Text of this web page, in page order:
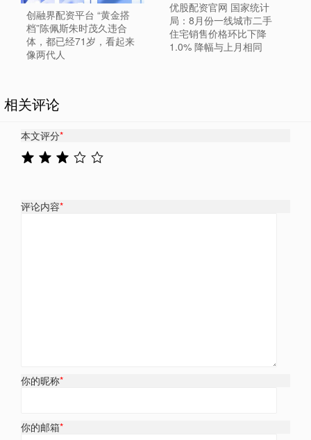
创融界配资平台 “黄金搭
档”陈佩斯朱时茂久违合
体，都已经71岁，看起来
像两代人
优股配资官网 国家统计
局：8月份一线城市二手
住宅销售价格环比下降
1.0% 降幅与上月相同
相关评论
本文评分*
评论内容*
你的昵称*
你的邮箱*